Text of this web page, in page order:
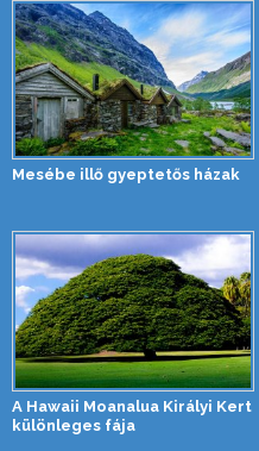
Mesébe illő gyeptetős házak
A Hawaii Moanalua Királyi Kert
különleges fája